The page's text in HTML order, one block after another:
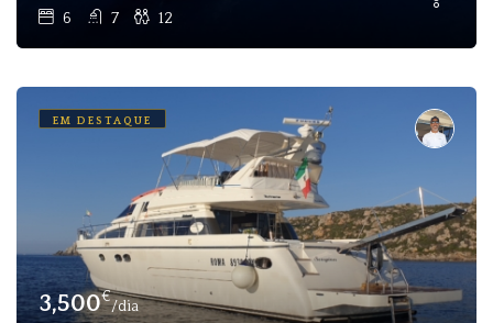
6 7 12
EM DESTAQUE
3,500€
/dia